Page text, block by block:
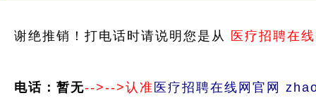
谢绝推销！打电话时请说明您是从 医疗招聘在
电话：暂无-->-->认准 医疗招聘在线网官网